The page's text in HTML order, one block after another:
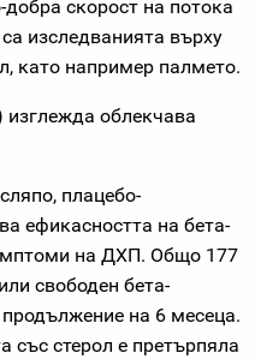
скорост на потока
изследванията върху
като например палмето.
изглежда облекчава
плацебо-
ефикасността на бета-
на ДХП. Общо 177
свободен бета-
на 6 месеца.
със стерол е претърпяла